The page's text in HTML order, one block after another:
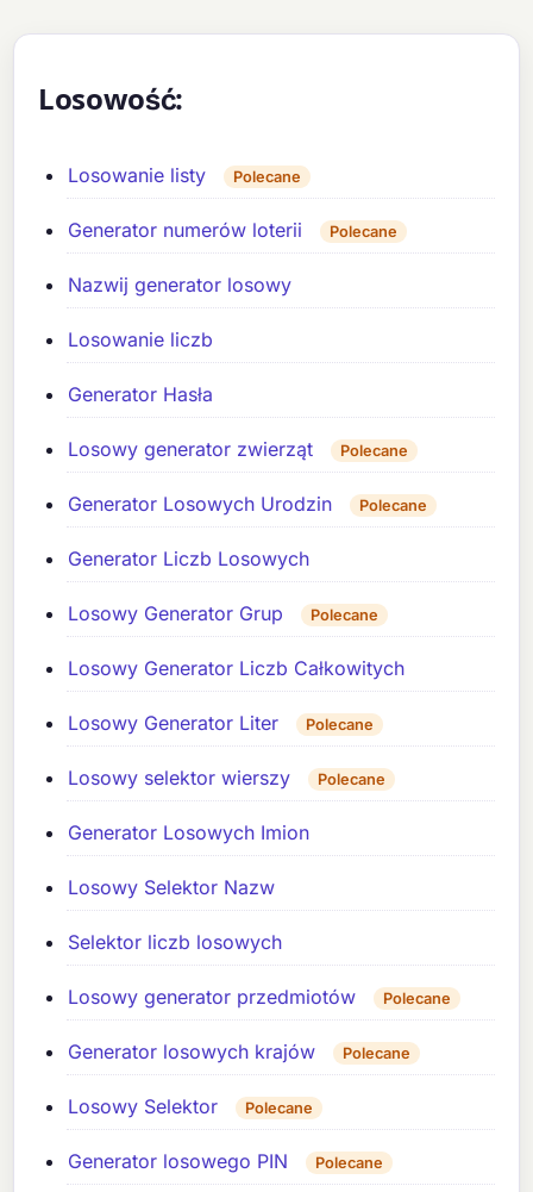
Losowość:
Losowanie listy Polecane
Generator numerów loterii Polecane
Nazwij generator losowy
Losowanie liczb
Generator Hasła
Losowy generator zwierząt Polecane
Generator Losowych Urodzin Polecane
Generator Liczb Losowych
Losowy Generator Grup Polecane
Losowy Generator Liczb Całkowitych
Losowy Generator Liter Polecane
Losowy selektor wierszy Polecane
Generator Losowych Imion
Losowy Selektor Nazw
Selektor liczb losowych
Losowy generator przedmiotów Polecane
Generator losowych krajów Polecane
Losowy Selektor Polecane
Generator losowego PIN Polecane